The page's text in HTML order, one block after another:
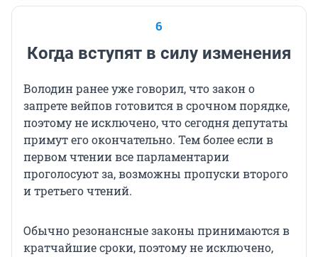
6
Когда вступят в силу изменения
Володин ранее уже говорил, что закон о
запрете вейпов готовится в срочном порядке,
поэтому не исключено, что сегодня депутаты
примут его окончательно. Тем более если в
первом чтении все парламентарии
проголосуют за, возможны пропуски второго
и третьего чтений.
Обычно резонансные законы принимаются в
кратчайшие сроки, поэтому не исключено,